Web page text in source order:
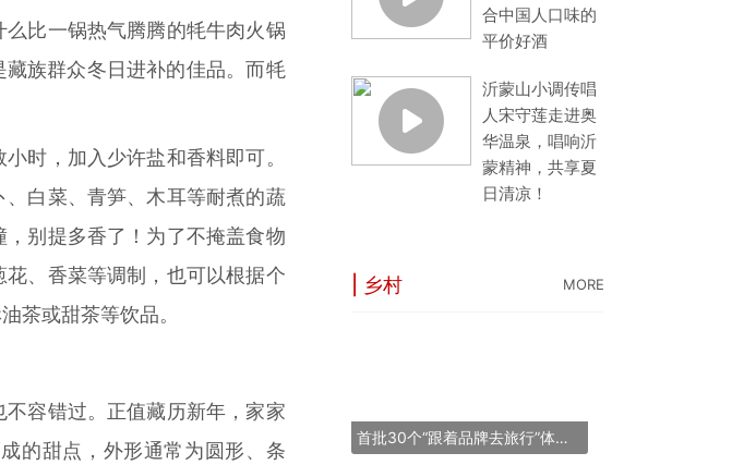
比一锅热气腾腾的牦牛肉火锅
族群众冬日进补的佳品。而牦
时，加入少许盐和香料即可。
白菜、青笋、木耳等耐煮的蔬
别提多香了！为了不掩盖食物
、香菜等调制，也可以根据个
茶或甜茶等饮品。
容错过。正值藏历新年，家家
的甜点，外形通常为圆形、条
合中国人口味的
平价好酒
沂蒙山小调传唱
人宋守莲走进奥
华温泉，唱响沂
蒙精神，共享夏
日清凉！
| 乡村 MORE
首批30个“跟着品牌去旅行”体验地推荐名单正式发布